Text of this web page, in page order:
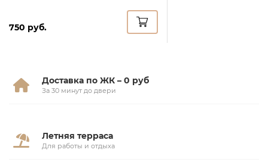
750 руб.
Доставка по ЖК – 0 руб
За 30 минут до двери
Летняя терраса
Для работы и отдыха